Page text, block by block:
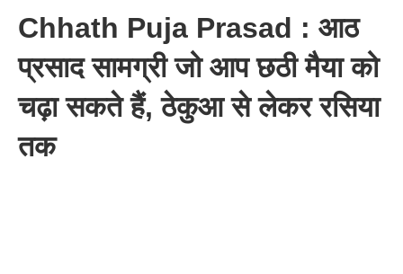
Chhath Puja Prasad : आठ
प्रसाद सामग्री जो आप छठी मैया को
चढ़ा सकते हैं, ठेकुआ से लेकर रसिया
तक